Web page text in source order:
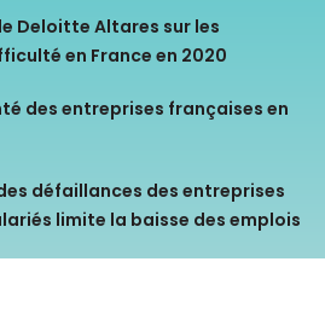
Deloitte Altares sur les
en France en 2020
des entreprises françaises en
défaillances des entreprises
limite la baisse des emplois